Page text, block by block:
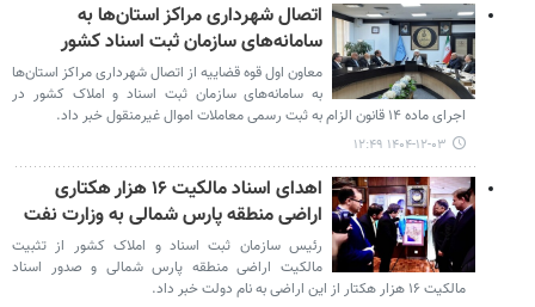
اتصال شهرداری مراکز استان‌ها به
سامانه‌های سازمان ثبت اسناد کشور
معاون اول قوه قضاییه از اتصال شهرداری مراکز استان‌ها
به سامانه‌های سازمان ثبت اسناد و املاک کشور در
اجرای ماده ۱۴ قانون الزام به ثبت رسمی معاملات اموال غیرمنقول خبر داد.
۱۴۰۴-۱۲-۰۳ ۱۲:۴۹
اهدای اسناد مالکیت ۱۶ هزار هکتاری
اراضی منطقه پارس شمالی به وزارت نفت
رئیس سازمان ثبت اسناد و املاک کشور از تثبیت
مالکیت اراضی منطقه پارس شمالی و صدور اسناد
مالکیت ۱۶ هزار هکتار از این اراضی به نام دولت خبر داد.